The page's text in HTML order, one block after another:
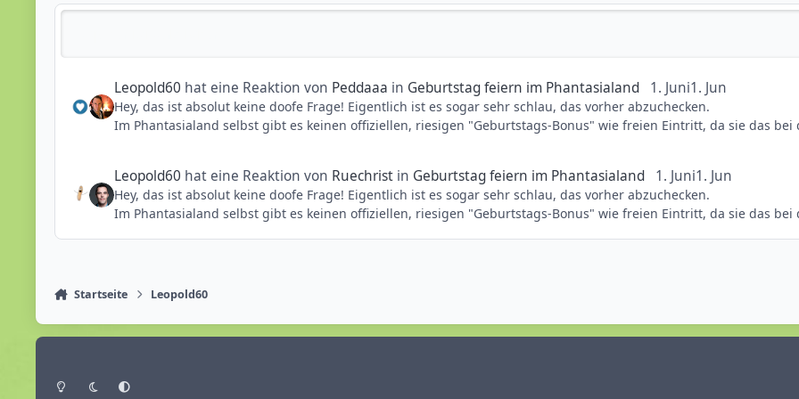
Leopold60 hat eine Reaktion von Peddaaa in Geburtstag feiern im Phantasialand 1. Juni1. Jun
Hey, das ist absolut keine doofe Frage! Eigentlich ist es sogar sehr schlau, das vorher abzuchecken.
Im Phantasialand selbst gibt es keinen offiziellen, riesigen "Geburtstags-Bonus" wie freien Eintritt, da sie das
Leopold60 hat eine Reaktion von Ruechrist in Geburtstag feiern im Phantasialand 1. Juni1. Jun
Hey, das ist absolut keine doofe Frage! Eigentlich ist es sogar sehr schlau, das vorher abzuchecken.
Im Phantasialand selbst gibt es keinen offiziellen, riesigen "Geburtstags-Bonus" wie freien Eintritt, da sie das
Startseite Leopold60
Heller ModusDunkler ModusSystemeinstellung